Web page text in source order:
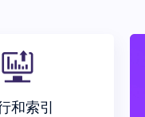
和索引